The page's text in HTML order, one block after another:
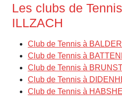
Les clubs de
ILLZACH
Club de Tennis à
Club de Tennis à
Club de Tennis à
Club de Tennis à
Club de Tennis à